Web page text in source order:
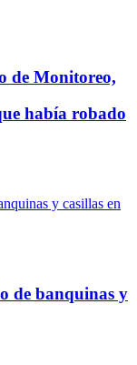
de Monitoreo,
había robado
de banquinas y